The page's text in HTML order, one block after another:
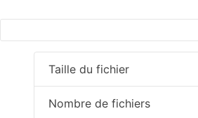
Taille du fichier
Nombre de fichiers